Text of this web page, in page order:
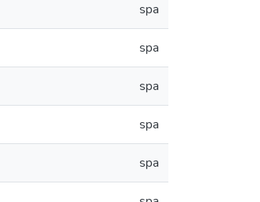
spa
spa
spa
spa
spa